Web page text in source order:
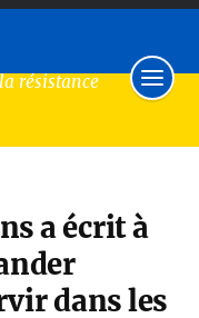
résistance
a écrit à
dans les